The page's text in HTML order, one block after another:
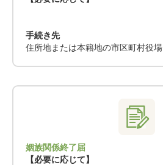
手続き先
住所地または本籍地の市区町村役場
姻族関係終了届
【必要に応じて】